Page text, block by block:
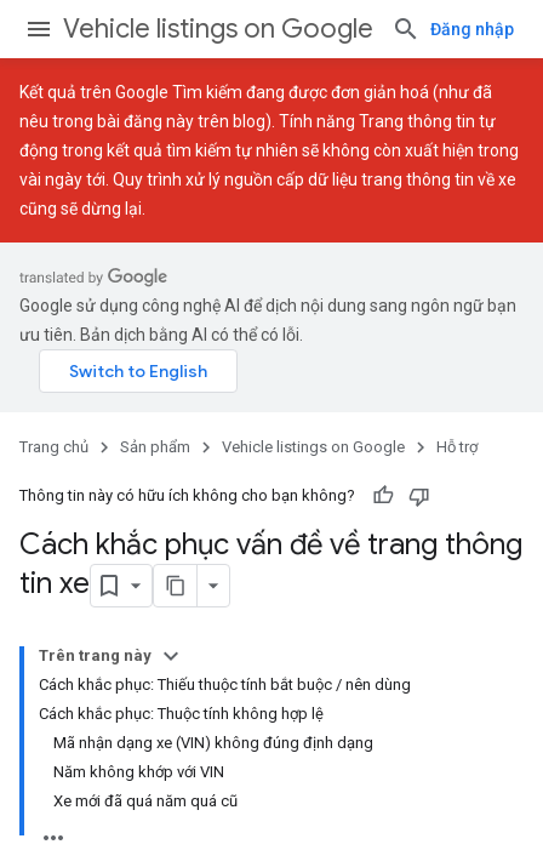
Vehicle listings on Google Đăng nhập
Kết quả trên Google Tìm kiếm đang được đơn giản hoá (như đã
nêu trong bài đăng này trên blog). Tính năng Trang thông tin tự
động trong kết quả tìm kiếm tự nhiên sẽ không còn xuất hiện trong
vài ngày tới. Quy trình xử lý nguồn cấp dữ liệu trang thông tin về xe
cũng sẽ dừng lại.
Google sử dụng công nghệ AI để dịch nội dung sang ngôn ngữ bạn
ưu tiên. Bản dịch bằng AI có thể có lỗi.
Trang chủ Sản phẩm Vehicle listings on Google Hỗ trợ
Thông tin này có hữu ích không cho bạn không?
Cách khắc phục vấn đề về trang thông
tin xe
Trên trang này
Cách khắc phục: Thiếu thuộc tính bắt buộc / nên dùng
Cách khắc phục: Thuộc tính không hợp lệ
Mã nhận dạng xe (VIN) không đúng định dạng
Năm không khớp với VIN
Xe mới đã quá năm quá cũ